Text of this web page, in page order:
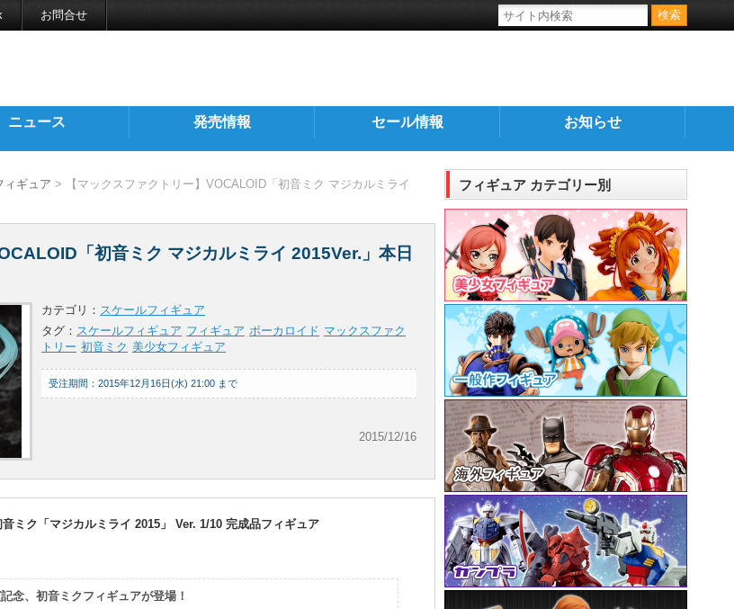
お問合せ
ニュース 発売情報 セール情報 お知らせ
ィギュア > 【マックスファクトリー】VOCALOID「初音ミク マジカルミライ
「初音ミク マジカルミライ 2015Ver.」本日
カテゴリ： スケールフィギュア
タグ： スケールフィギュア フィギュア ボーカロイド マックスファク
トリー 初音ミク 美少女フィギュア
2015/12/16
受注期間：2015年12月16日(水) 21:00 まで
ミク「マジカルミライ 2015」 Ver. 1/10 完成品フィギュア
念、初音ミクフィギュアが登場！
フィギュア カテゴリー別